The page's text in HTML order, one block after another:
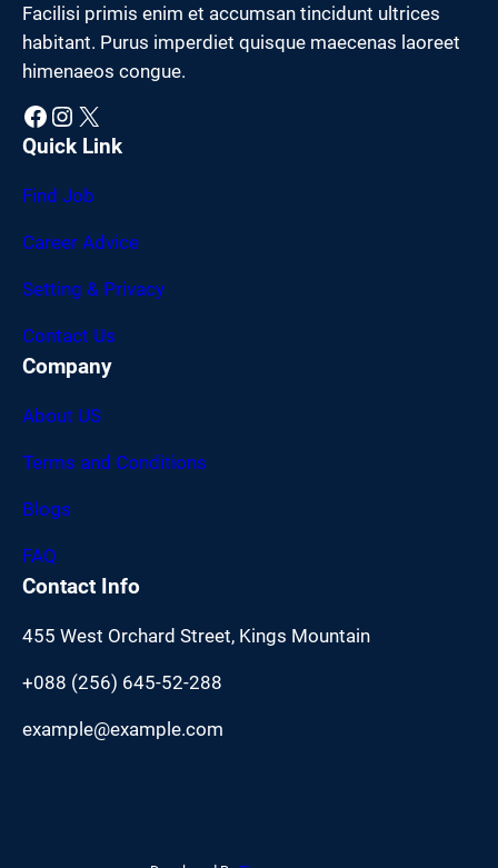
Facilisi primis enim et accumsan tincidunt ultrices
habitant. Purus imperdiet quisque maecenas laoreet
himenaeos congue.
Facebook Instagram X
Quick Link
Find Job
Career Advice
Setting & Privacy
Contact Us
Company
About US
Terms and Conditions
Blogs
FAQ
Contact Info
455 West Orchard Street, Kings Mountain
+088 (256) 645-52-288
example@example.com